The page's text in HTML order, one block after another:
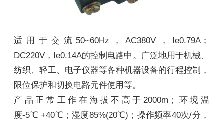
适用于交流50~60Hz，AC380V，Ie0.79A；
DC220V，Ie0.14A的控制电路中。广泛地用于机械、
纺织、轻工、电子仪器等各种机器设备的行程控制，
限位保护和切换电路元件使用等。
产品正常工作在海拔不高于2000m；环境温
度-5℃ +40℃；湿度85%(20℃)；操作频率40次/分，